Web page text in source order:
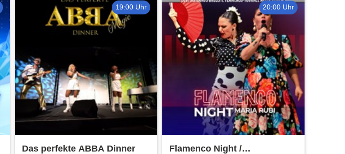
19:00 Uhr
Das perfekte ABBA Dinner
20:00 Uhr
Flamenco Night /